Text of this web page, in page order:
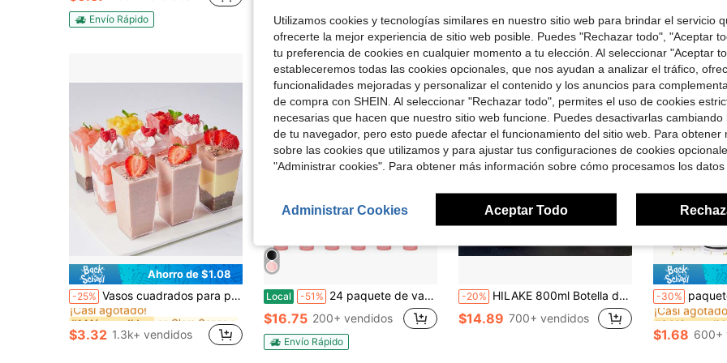
Envío Rápido Envío
Ahorro de $1.08
-25% Vasos cuadrados para postres, Vasos cuadrados de plástico para mousse, Vasos para pastel, Vasos para buffet y Vasos para ensalada, Juego de 10/20/50
#1 Más vendidos en Claro Copas
¡Casi agotado!
#1 Más vendidos
¡Casi agotado!
#1 Más vendidos
¡Casi agotado!
#1 Más vendidos en Claro Copas
$3.32 1.3k+ vendidos
Local -51% 24 paquete de vasos con pajita y tapa a granel, botellas de agua, tazas de café con hielo, tazas de viaje reutilizables de plástico para fiestas y cumpleaños de 24 onzas
$16.75 200+ vendidos
Envío Rápido
-20% HILAKE 800ml Botella de agua de acero inoxidable aislada con estampado de lunares y lazo, con asa portátil y pajita plegable - Taza de viaje perfecta para bebidas calientes y frías - Regalo ideal para familia, amigos y parejas para cumpleaños, Navidad, vuelta al cole y bodas
$14.89 700+ vendidos
-30% paquete de 60/50/40/25/20/10 vasos de fiesta de 2 onzas, vasos de
#2 Más
¡Casi
#2 Más
¡Casi agotado!
#2 Más
¡Casi agotado!
#2 Más
$1.68 600+
Utilizamos cookies y tecnologías similares en nuestro sitio web para brindar el servicio
ofrecerte la mejor experiencia de sitio web posible. Puedes "Rechazar todo", "Aceptar
tu preferencia de cookies en cualquier momento a tu elección. Al seleccionar "Aceptar
estableceremos todas las cookies opcionales, que nos ayudan a analizar el tráfico,
funcionalidades mejoradas y personalizar el contenido y los anuncios para
de compra con SHEIN. Al seleccionar "Rechazar todo", permites el uso de cookies
necesarias que hacen que nuestro sitio web funcione. Puedes desactivarlas cambiando
de tu navegador, pero esto puede afectar el funcionamiento del sitio web. Para obtener
sobre las cookies que utilizamos y para ajustar tus configuraciones de cookies
"Administrar cookies". Para obtener más información sobre cómo procesamos los datos
Administrar Cookies Aceptar Todo